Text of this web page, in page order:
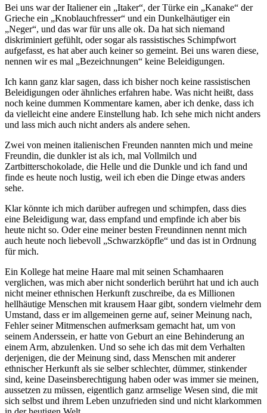
Bei uns war der Italiener ein „Itaker“, der Türke ein „Kanake“ der
Grieche ein „Knoblauchfresser“ und ein Dunkelhäutiger ein
„Neger“, und das war für uns alle ok. Da hat sich niemand
diskriminiert gefühlt, oder sogar als rassistisches Schimpfwort
aufgefasst, es hat aber auch keiner so gemeint. Bei uns waren diese,
nennen wir es mal „Bezeichnungen“ keine Beleidigungen.
Ich kann ganz klar sagen, dass ich bisher noch keine rassistischen
Beleidigungen oder ähnliches erfahren habe. Was nicht heißt, dass
noch keine dummen Kommentare kamen, aber ich denke, dass ich
da vielleicht eine andere Einstellung hab. Ich sehe mich nicht anders
und lass mich auch nicht anders als andere sehen.
Zwei von meinen italienischen Freunden nannten mich und meine
Freundin, die dunkler ist als ich, mal Vollmilch und
Zartbitterschokolade, die Helle und die Dunkle und ich fand und
finde es heute noch lustig, weil ich eben die Dinge etwas anders
sehe.
Klar könnte ich mich darüber aufregen und schimpfen, dass dies
eine Beleidigung war, dass empfand und empfinde ich aber bis
heute nicht so. Oder eine meiner besten Freundinnen nennt mich
auch heute noch liebevoll „Schwarzköpfle“ und das ist in Ordnung
für mich.
Ein Kollege hat meine Haare mal mit seinen Schamhaaren
verglichen, was mich aber nicht sonderlich berührt hat und ich auch
nicht meiner ethnischen Herkunft zuschreibe, da es Millionen
hellhäutige Menschen mit krausem Haar gibt, sondern vielmehr dem
Umstand, dass er im allgemeinen gerne auf, seiner Meinung nach,
Fehler seiner Mitmenschen aufmerksam gemacht hat, um von
seinem Anderssein, er hatte von Geburt an eine Behinderung an
einem Arm, abzulenken. Und so sehe ich das mit dem Verhalten
derjenigen, die der Meinung sind, dass Menschen mit anderer
ethnischer Herkunft als sie selber schlechter, dümmer, stinkender
sind, keine Daseinsberechtigung haben oder was immer sie meinen,
aussetzen zu müssen, eigentlich ganz armselige Wesen sind, die mit
sich selbst und ihrem Leben unzufrieden sind und nicht klarkommen